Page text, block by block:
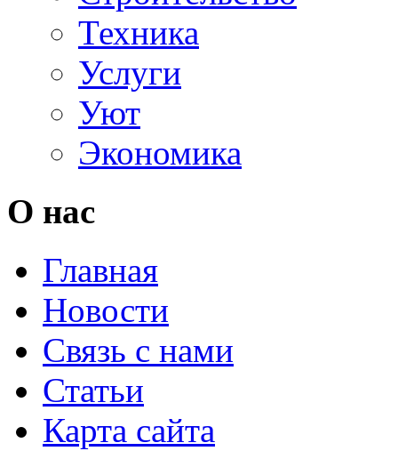
Техника
Услуги
Уют
Экономика
О нас
Главная
Новости
Связь с нами
Статьи
Карта сайта